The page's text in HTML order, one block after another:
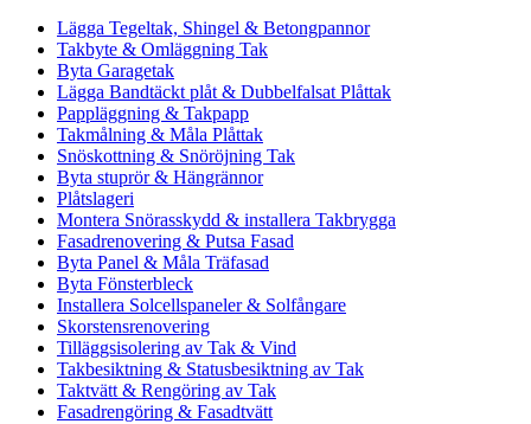
Lägga Tegeltak, Shingel & Betongpannor
Takbyte & Omläggning Tak
Byta Garagetak
Lägga Bandtäckt plåt & Dubbelfalsat Plåttak
Pappläggning & Takpapp
Takmålning & Måla Plåttak
Snöskottning & Snöröjning Tak
Byta stuprör & Hängrännor
Plåtslageri
Montera Snörasskydd & installera Takbrygga
Fasadrenovering & Putsa Fasad
Byta Panel & Måla Träfasad
Byta Fönsterbleck
Installera Solcellspaneler & Solfångare
Skorstensrenovering
Tilläggsisolering av Tak & Vind
Takbesiktning & Statusbesiktning av Tak
Taktvätt & Rengöring av Tak
Fasadrengöring & Fasadtvätt